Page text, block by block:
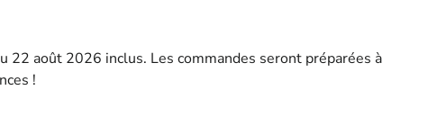
août 2026 inclus. Les commandes seront préparées à
!